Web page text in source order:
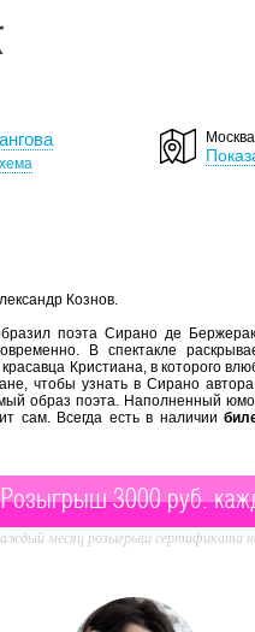
Кознов.
поэта Сирано де
В спектакле
Кристиана, в которого
чтобы узнать в Сирано
образ поэта. Наполненный
сам. Всегда есть в наличии
Розыгрыш 3000 руб.
месяц розыгрыш сертификата